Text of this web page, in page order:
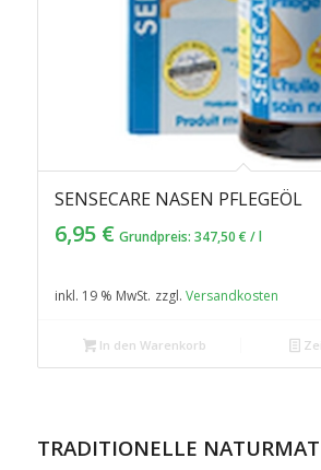
SENSECARE NASEN PFLEGEÖL
6,95 € Grundpreis: 347,50 € /l
inkl. 19 % MwSt. zzgl. Versandkosten
In den Warenkorb
TRADITIONELLE